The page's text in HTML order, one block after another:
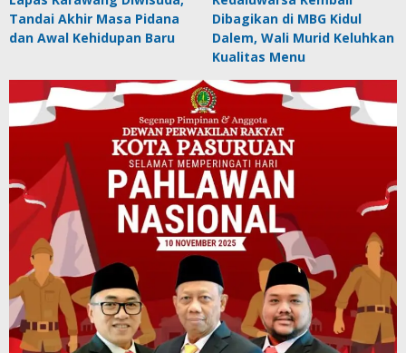
Tandai Akhir Masa Pidana
dan Awal Kehidupan Baru
Dibagikan di MBG Kidul
Dalem, Wali Murid Keluhkan
Kualitas Menu